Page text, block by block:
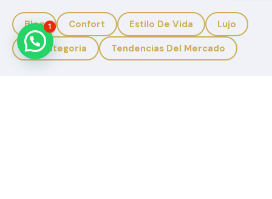
Blog Confort Estilo De Vida
Lujo
Sin Categoria
Tendencias Del Mercado
1